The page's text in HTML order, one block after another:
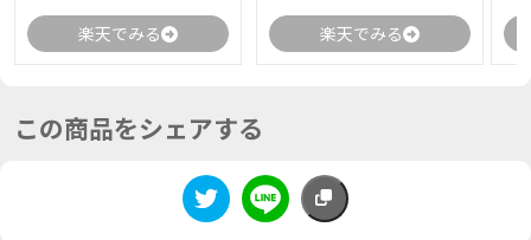
楽天でみる 楽天でみる
この商品をシェアする